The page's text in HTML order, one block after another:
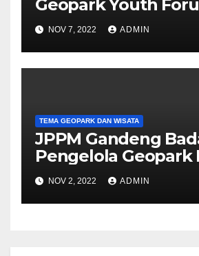
Geopark Youth
Diundur
NOV 7, 2022 ADMIN
TEMA GEOPARK DAN WISATA
JPPM Gandeng
Pengelola Geopark
Untuk PKM
NOV 2, 2022 ADMIN